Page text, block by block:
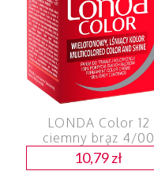
LONDA Color 12
ciemny brąz 4/00
10,79zł